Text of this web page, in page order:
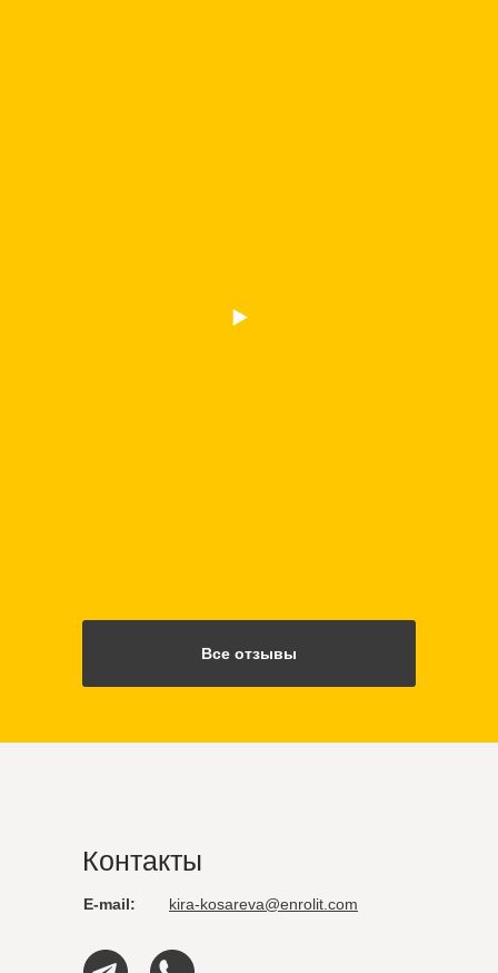
Все отзывы
E-mail: kira-kosareva@enrolit.com
Контакты